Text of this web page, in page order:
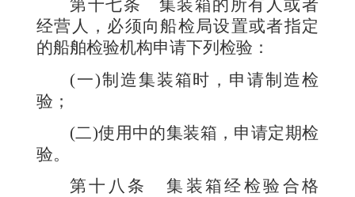
第十七条 集装箱的所有人或者
经营人，必须向船检局设置或者指定
的船舶检验机构申请下列检验：
(一)制造集装箱时，申请制造检
验；
(二)使用中的集装箱，申请定期检
验。
第十八条集装箱经检验合格